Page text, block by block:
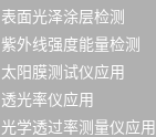
表面光泽涂层检测
紫外线强度能量检测
太阳膜测试仪应用
透光率仪应用
光学透过率测量仪应用